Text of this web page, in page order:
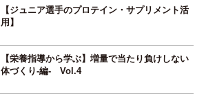
【ジュニア選手のプロテイン・サプリメント活
用】
【栄養指導から学ぶ】増量で当たり負けしない
体づくり-編- Vol.4